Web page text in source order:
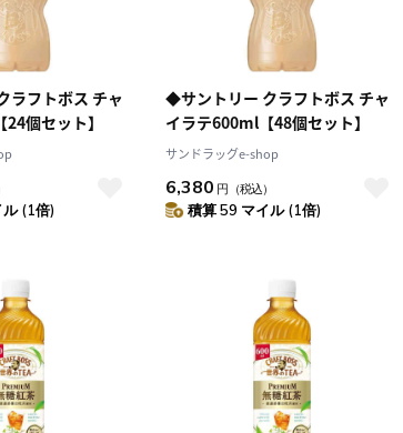
ラフトボス チャ
個セット】
(1倍)
◆サントリー クラフトボス チャ
イラテ600ml【48個セット】
サンドラッグe-shop
6,380 円 （税込）
積算 59 マイル (1倍)